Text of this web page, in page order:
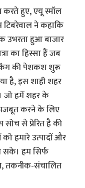
करते हुए, एयू स्मॉल
ने कहाकि
उभरता हुआ बाजार
का हिस्सा हैं जब
की पेशकश शुरू
है, इस शाही शहर
जो हमें शहर के
करने के लिए
सोच से प्रेरित है की
हमारे उत्पादों और
सके। हम सिर्फ
तकनीक-संचालित